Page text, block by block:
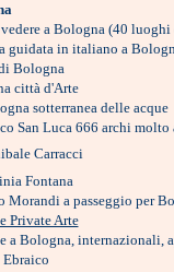
a Bologna(40 luoghi
guidata in italiano a
Bologna
città d'Arte
sotterranea delle acque
San Luca 666 archi molto
Carracci
Fontana
Morandi a passeggio per
Private Arte
a Bologna, internazionali,